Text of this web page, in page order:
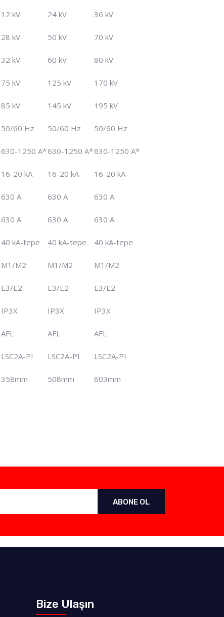
12 kV 24 kV 36 kV
28 kV 50 kV 70 kV
32 kV 60 kV 80 kV
75 kV 125 kV 170 kV
85 kV 145 kV 195 kV
50/60 Hz 50/60 Hz 50/60 Hz
630-1250 A*630-1250 A*630-1250 A*
16-20 kA 16-20 kA 16-20 kA
630 A 630 A 630 A
630 A 630 A 630 A
40 kA-tepe 40 kA-tepe 40 kA-tepe
M1/M2 M1/M2 M1/M2
E3/E2 E3/E2 E3/E2
IP3X IP3X IP3X
AFL AFL AFL
LSC2A-PI LSC2A-PI LSC2A-PI
358mm 508mm 603mm
ABONE OL
Bize Ulaşın